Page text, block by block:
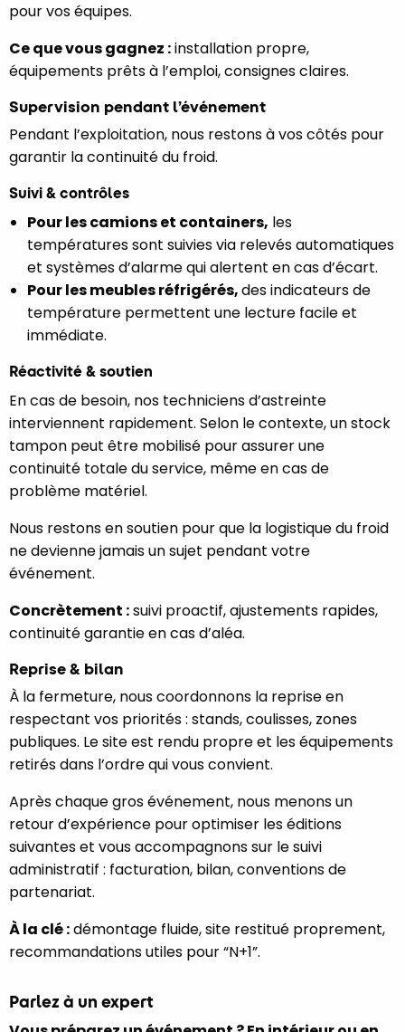
pour vos équipes.
Ce que vous gagnez :installation propre,
équipements prêts à l’emploi, consignes claires.
Supervision pendant l’événement
Pendant l’exploitation, nous restons à vos côtés pour
garantir la continuité du froid.
Suivi & contrôles
Pour les camions et containers, les
températures sont suivies via relevés automatiques
et systèmes d’alarme qui alertent en cas d’écart.
Pour les meubles réfrigérés,des indicateurs de
température permettent une lecture facile et
immédiate.
Réactivité & soutien
En cas de besoin, nos techniciens d’astreinte
interviennent rapidement. Selon le contexte, un stock
tampon peut être mobilisé pour assurer une
continuité totale du service, même en cas de
problème matériel.
Nous restons en soutien pour que la logistique du froid
ne devienne jamais un sujet pendant votre
événement.
Concrètement :suivi proactif, ajustements rapides,
continuité garantie en cas d’aléa.
Reprise & bilan
À la fermeture, nous coordonnons la reprise en
respectant vos priorités : stands, coulisses, zones
publiques. Le site est rendu propre et les équipements
retirés dans l’ordre qui vous convient.
Après chaque gros événement, nous menons un
retour d’expérience pour optimiser les éditions
suivantes et vous accompagnons sur le suivi
administratif : facturation, bilan, conventions de
partenariat.
À la clé :démontage fluide, site restitué proprement,
recommandations utiles pour “N+1”.
Parlez à un expert